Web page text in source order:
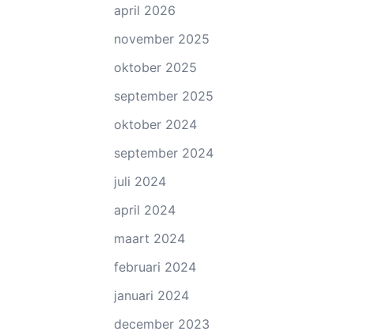
april 2026
november 2025
oktober 2025
september 2025
oktober 2024
september 2024
juli 2024
april 2024
maart 2024
februari 2024
januari 2024
december 2023